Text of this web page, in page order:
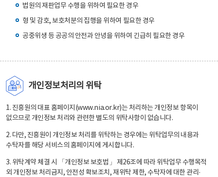
법원의 재판업무 수행을 위하여 필요한 경우
형 및 감호, 보호처분의 집행을 위하여 필요한 경우
공중위생 등 공공의 안전과 안녕을 위하여 긴급히 필요한 경우
개인정보처리의 위탁
1. 진흥원의 대표 홈페이지(www.nia.or.kr)는 처리하는 개인정보 항목이
없으므로 개인정보 처리와 관련한 별도의 위탁사항이 없습니다.
2. 다만, 진흥원이 개인정보 처리를 위탁하는 경우에는 위탁업무의 내용과
수탁자를 해당 서비스의 홈페이지에 게시합니다.
3. 위탁계약 체결 시 「개인정보 보호법」 제26조에 따라 위탁업무 수행목적
외 개인정보 처리금지, 안전성 확보조치, 재위탁 제한, 수탁자에 대한 관리·